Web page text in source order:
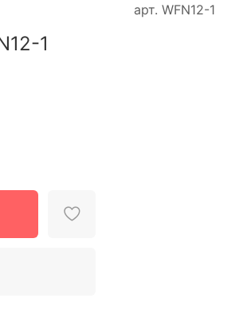
арт. WFN12-1
1